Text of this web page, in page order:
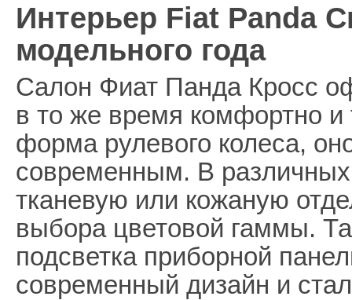
Интерьер Fiat Panda
модельного года
Салон Фиат Панда Кросс
в то же время комфортно и
форма рулевого колеса,
современным. В
тканевую или кожаную
выбора цветовой гаммы.
подсветка приборной
современный дизайн и